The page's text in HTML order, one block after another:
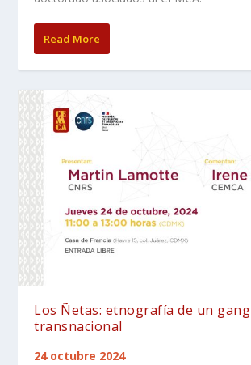
Read More
Los Ñetas: etnografía de un gang
transnacional
24 octubre 2024